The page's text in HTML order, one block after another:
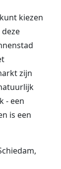
kiezen
zijn
- een
is een